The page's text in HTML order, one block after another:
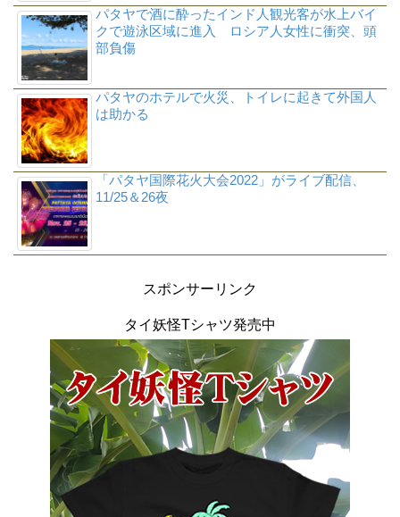
パタヤで酒に酔ったインド人観光客が水上バイ
クで遊泳区域に進入 ロシア人女性に衝突、頭
部負傷
パタヤのホテルで火災、トイレに起きて外国人
は助かる
「パタヤ国際花火大会2022」がライブ配信、
11/25＆26夜
スポンサーリンク
タイ妖怪Tシャツ発売中